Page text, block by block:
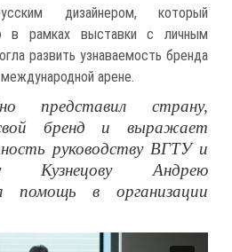
дизайнером, который
в рамках выставки с личным
развить узнаваемость бренда
арене.
представил страну,
бренд и выражает
руководству ВГТУ и
Кузнецову Андрею
помощь в организации